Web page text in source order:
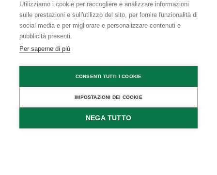
RICHIEDI DISPONIBILITÀ
Utilizziamo i cookie per raccogliere e analizzare informazioni
sulle prestazioni e sull'utilizzo del sito, per fornire funzionalità di
social media e per migliorare e personalizzare contenuti e
pubblicità presenti.
Per saperne di più
CONSENTI TUTTI I COOKIE
IMPOSTAZIONI DEI COOKIE
NEGA TUTTO